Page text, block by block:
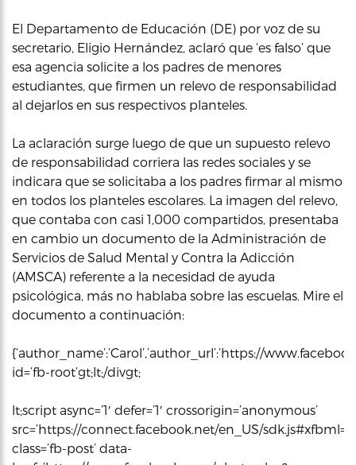
El Departamento de Educación (DE) por voz de su
secretario, Eligio Hernández, aclaró que ‘es falso’ que
esa agencia solicite a los padres de menores
estudiantes, que firmen un relevo de responsabilidad
al dejarlos en sus respectivos planteles.
La aclaración surge luego de que un supuesto relevo
de responsabilidad corriera las redes sociales y se
indicara que se solicitaba a los padres firmar al mismo
en todos los planteles escolares. La imagen del relevo,
que contaba con casi 1,000 compartidos, presentaba
en cambio un documento de la Administración de
Servicios de Salud Mental y Contra la Adicción
(AMSCA) referente a la necesidad de ayuda
psicológica, más no hablaba sobre las escuelas. Mire el
documento a continuación:
{‘author_name’:’Carol’,’author_url’:’https://
id=’fb-root’gt;lt;/divgt;
lt;script async=’1′ defer=’1′ crossorigin=’anonymous’
src=’https://connect.facebook.net/en_US/
class=’fb-post’ data-